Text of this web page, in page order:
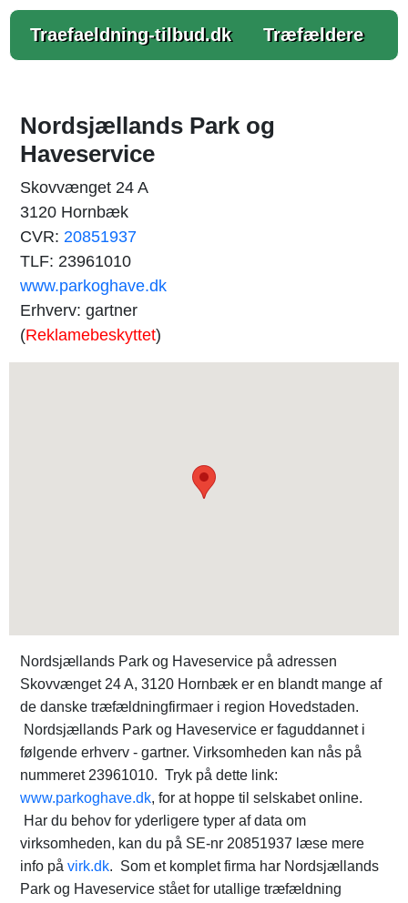
Traefaeldning-tilbud.dk Træfældere
Nordsjællands Park og
Haveservice
Skovvænget 24 A
3120 Hornbæk
CVR: 20851937
TLF: 23961010
www.parkoghave.dk
Erhverv: gartner
(Reklamebeskyttet)
Nordsjællands Park og Haveservice på adressen
Skovvænget 24 A, 3120 Hornbæk er en blandt mange af
de danske træfældningfirmaer i region Hovedstaden.
Nordsjællands Park og Haveservice er faguddannet i
følgende erhverv - gartner. Virksomheden kan nås på
nummeret 23961010. Tryk på dette link:
www.parkoghave.dk, for at hoppe til selskabet online.
Har du behov for yderligere typer af data om
virksomheden, kan du på SE-nr 20851937 læse mere
info på virk.dk. Som et komplet firma har Nordsjællands
Park og Haveservice stået for utallige træfældning